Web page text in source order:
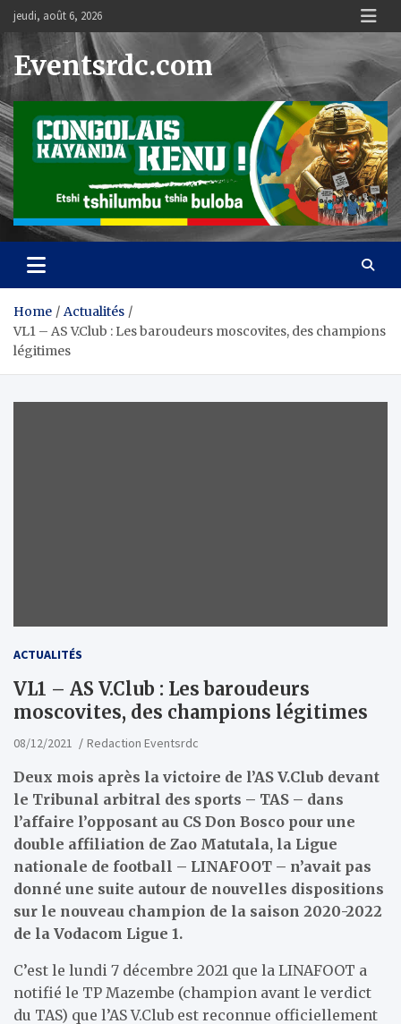
Skip
content
jeudi, août 6, 2026
Eventsrdc.com
Home
Actualités
VL1 – AS V.Club : Les baroudeurs moscovites, des champions
légitimes
ACTUALITÉS
VL1 – AS V.Club : Les baroudeurs
moscovites, des champions légitimes
08/12/2021 Redaction Eventsrdc
Deux mois après la victoire de l’AS V.Club devant
le Tribunal arbitral des sports – TAS – dans
l’affaire l’opposant au CS Don Bosco pour une
double affiliation de Zao Matutala, la Ligue
nationale de football – LINAFOOT – n’avait pas
donné une suite autour de nouvelles dispositions
sur le nouveau champion de la saison 2020-2022
de la Vodacom Ligue 1.
C’est le lundi 7 décembre 2021 que la LINAFOOT a
notifié le TP Mazembe (champion avant le verdict
du TAS) que l’AS V.Club est reconnue officiellement